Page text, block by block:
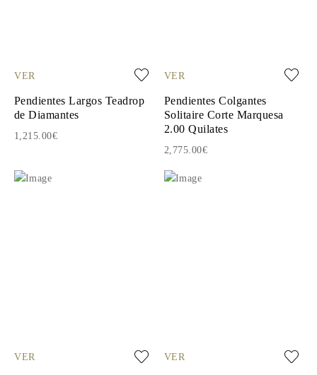
VER
Pendientes Largos Teadrop
de Diamantes
1,215.00€
VER
Pendientes Colgantes
Solitaire Corte Marquesa
2.00 Quilates
2,775.00€
VER VER